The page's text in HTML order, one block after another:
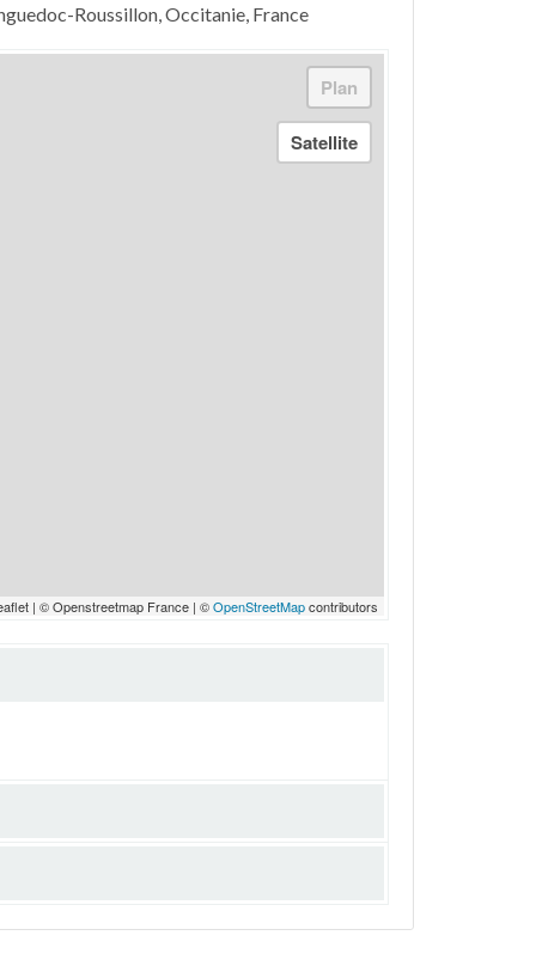
Roussillon, Occitanie, France
| © Openstreetmap France | ©OpenStreetMapcontributors